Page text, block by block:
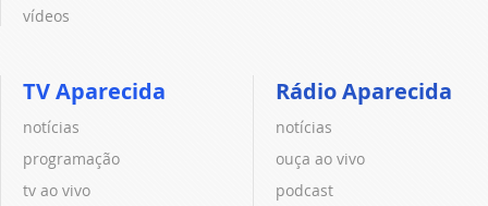
vídeos
TV Aparecida
notícias
programação
tv ao vivo
Rádio Aparecida
notícias
ouça ao vivo
podcast